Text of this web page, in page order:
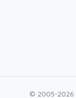
© 2005-2026